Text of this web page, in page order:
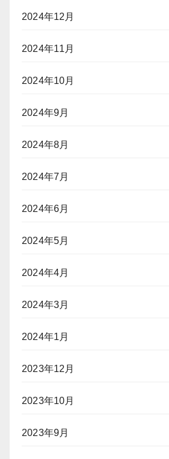
2024年12月
2024年11月
2024年10月
2024年9月
2024年8月
2024年7月
2024年6月
2024年5月
2024年4月
2024年3月
2024年1月
2023年12月
2023年10月
2023年9月